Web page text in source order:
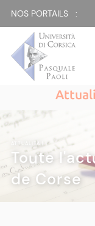
NOS PORTAILS :
ATTUALITÀ|
Toute
de Corse